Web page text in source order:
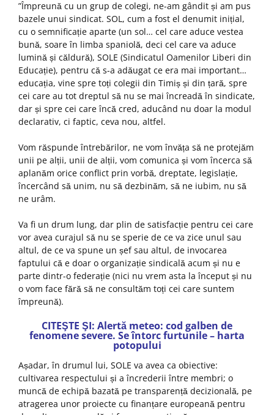
”Împreună cu un grup de colegi, ne-am gândit și am pus
bazele unui sindicat. SOL, cum a fost el denumit inițial,
cu o semnificație aparte (un sol… cel care aduce vestea
bună, soare în limba spaniolă, deci cel care va aduce
lumină și căldură), SOLE (Sindicatul Oamenilor Liberi din
Educație), pentru că s-a adăugat ce era mai important…
educația, vine spre toți colegii din Timiș și din țară, spre
cei care au tot dreptul să nu se mai încreadă în sindicate,
dar și spre cei care încă cred, aducând nu doar la modul
declarativ, ci faptic, ceva nou, altfel.
Vom răspunde întrebărilor, ne vom învăța să ne protejăm
unii pe alții, unii de alții, vom comunica și vom încerca să
aplanăm orice conflict prin vorbă, dreptate, legislație,
încercând să unim, nu să dezbinăm, să ne iubim, nu să
ne urâm.
Va fi un drum lung, dar plin de satisfacție pentru cei care
vor avea curajul să nu se sperie de ce va zice unul sau
altul, de ce va spune un șef sau altul, de invocarea
faptului că e doar o organizație sindicală acum și nu e
parte dintr-o federație (nici nu vrem asta la început și nu
o vom face fără să ne consultăm toți cei care suntem
împreună).
CITEŞTE ŞI: Alertă meteo: cod galben de
fenomene severe. Se întorc furtunile – harta
potopului
Așadar, în drumul lui, SOLE va avea ca obiective:
cultivarea respectului și a încrederii între membri; o
muncă de echipă bazată pe transparență decizională, pe
atragerea unor proiecte cu finanțare europeană pentru